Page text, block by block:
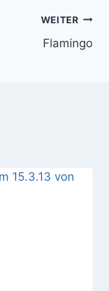
WEITER
Flamingo